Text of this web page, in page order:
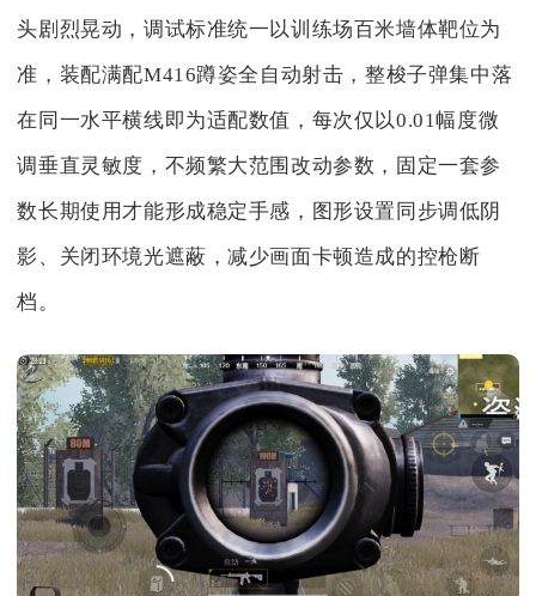
头剧烈晃动，调试标准统一以训练场百米墙体靶位为
准，装配满配M416蹲姿全自动射击，整梭子弹集中落
在同一水平横线即为适配数值，每次仅以0.01幅度微
调垂直灵敏度，不频繁大范围改动参数，固定一套参
数长期使用才能形成稳定手感，图形设置同步调低阴
影、关闭环境光遮蔽，减少画面卡顿造成的控枪断
档。